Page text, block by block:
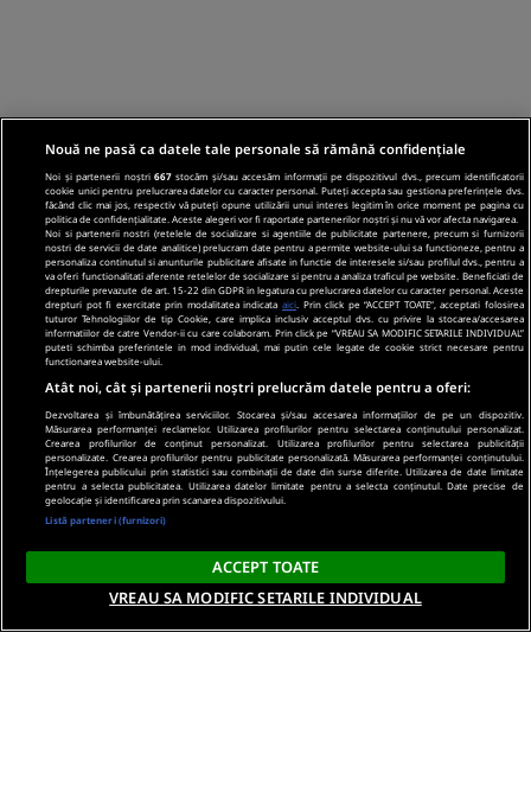
Nouă ne pasă ca datele tale personale să rămână confidențiale
Noi și partenerii noștri667 stocăm și/sau accesăm informații pe dispozitivul dvs., precum identificatorii
cookie unici pentru prelucrarea datelor cu caracter personal. Puteți accepta sau gestiona preferințele dvs.
făcând clic mai jos, respectiv vă puteți opune utilizării unui interes legitim în orice moment pe pagina cu
politica de confidențialitate. Aceste alegeri vor fi raportate partenerilor noștri și nu vă vor afecta navigarea.
Noi si partenerii nostri (retelele de socializare si agentiile de publicitate partenere, precum si furnizorii
nostri de servicii de date analitice) prelucram date pentru a permite website-ului sa functioneze, pentru a
personaliza continutul si anunturile publicitare afisate in functie de interesele si/sau profilul dvs., pentru a
va oferi functionalitati aferente retelelor de socializare si pentru a analiza traficul pe website. Beneficiati de
drepturile prevazute de art. 15-22 din GDPR in legatura cu prelucrarea datelor cu caracter personal. Aceste
drepturi pot fi exercitate prin modalitatea indicata aici . Prin click pe “ACCEPT TOATE”, acceptati folosirea
tuturor Tehnologiilor de tip Cookie, care implica inclusiv acceptul dvs. cu privire la stocarea/accesarea
informatiilor de catre Vendor-ii cu care colaboram. Prin click pe “VREAU SA MODIFIC SETARILE INDIVIDUAL”
puteti schimba preferintele in mod individual, mai putin cele legate de cookie strict necesare pentru
functionarea website-ului.
Atât noi, cât și partenerii noștri prelucrăm datele pentru a oferi:
Dezvoltarea și îmbunătățirea serviciilor. Stocarea și/sau accesarea informațiilor de pe un dispozitiv.
Măsurarea performanței reclamelor. Utilizarea profilurilor pentru selectarea conținutului personalizat.
Crearea profilurilor de conținut personalizat. Utilizarea profilurilor pentru selectarea publicității
personalizate. Crearea profilurilor pentru publicitate personalizată. Măsurarea performanței conținutului.
Înțelegerea publicului prin statistici sau combinații de date din surse diferite. Utilizarea de date limitate
pentru a selecta publicitatea. Utilizarea datelor limitate pentru a selecta conținutul. Date precise de
geolocație și identificarea prin scanarea dispozitivului.
Listă parteneri (furnizori)
ACCEPT TOATE
VREAU SA MODIFIC SETARILE INDIVIDUAL